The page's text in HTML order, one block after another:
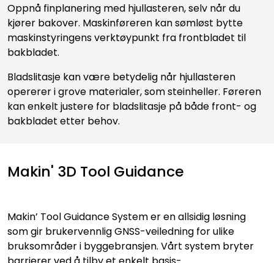
Oppnå finplanering med hjullasteren, selv når du
kjører bakover. Maskinføreren kan sømløst bytte
maskinstyringens verktøypunkt fra frontbladet til
bakbladet.
Bladslitasje kan være betydelig når hjullasteren
opererer i grove materialer, som steinheller. Føreren
kan enkelt justere for bladslitasje på både front- og
bakbladet etter behov.
Makin' 3D Tool Guidance
Makin’ Tool Guidance System er en allsidig løsning
som gir brukervennlig GNSS-veiledning for ulike
bruksområder i byggebransjen. Vårt system bryter